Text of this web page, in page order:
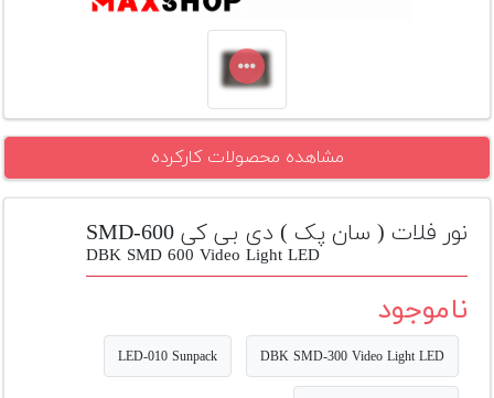
افزودن
دست
دوم
لیست
قیمت
دوربین
مشاهده محصولات کارکرده
نور فلات ( سان پک ) دی بی کی SMD-600
DBK SMD 600 Video Light LED
ناموجود
DBK SMD-300 Video Light LED
LED-010 Sunpack